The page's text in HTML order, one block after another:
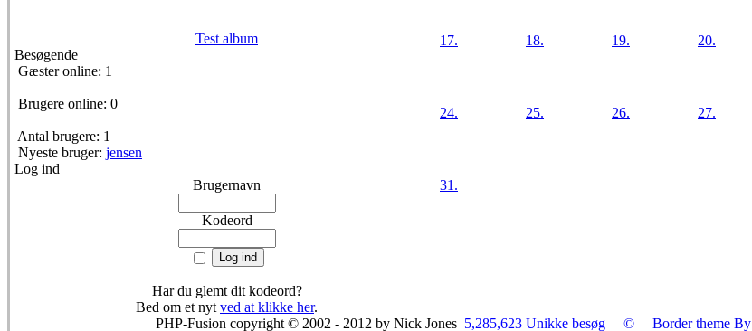
Test album
Besøgende
Gæster online: 1
Brugere online: 0
Antal brugere: 1
Nyeste bruger: jensen
Log ind
Brugernavn
Kodeord
Har du glemt dit kodeord?
Bed om et nyt ved at klikke her.
17. 18. 19. 20.
24. 25. 26. 27.
31.
PHP-Fusion copyright © 2002 - 2012 by Nick Jones 5,285,623 Unikke besøg © Border theme By